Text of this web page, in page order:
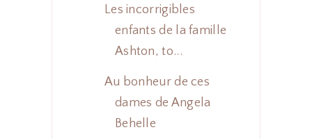
Les incorrigibles
enfants de la famille
Ashton, to...
Au bonheur de ces
dames de Angela
Behelle